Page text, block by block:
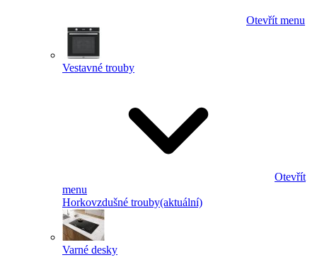
Otevřít menu
Vestavné trouby
Otevřít
menu
Horkovzdušné trouby(aktuální)
Varné desky